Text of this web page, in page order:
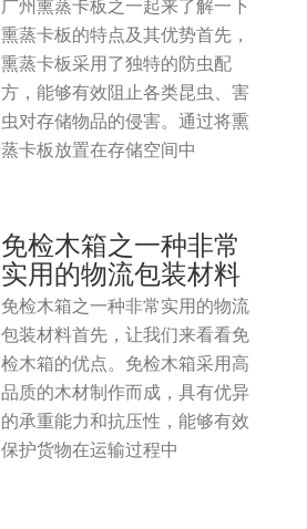
广州熏蒸卡板之一起来了解一下
熏蒸卡板的特点及其优势首先，
熏蒸卡板采用了独特的防虫配
方，能够有效阻止各类昆虫、害
虫对存储物品的侵害。通过将熏
蒸卡板放置在存储空间中
免检木箱之一种非常
实用的物流包装材料
免检木箱之一种非常实用的物流
包装材料首先，让我们来看看免
检木箱的优点。免检木箱采用高
品质的木材制作而成，具有优异
的承重能力和抗压性，能够有效
保护货物在运输过程中